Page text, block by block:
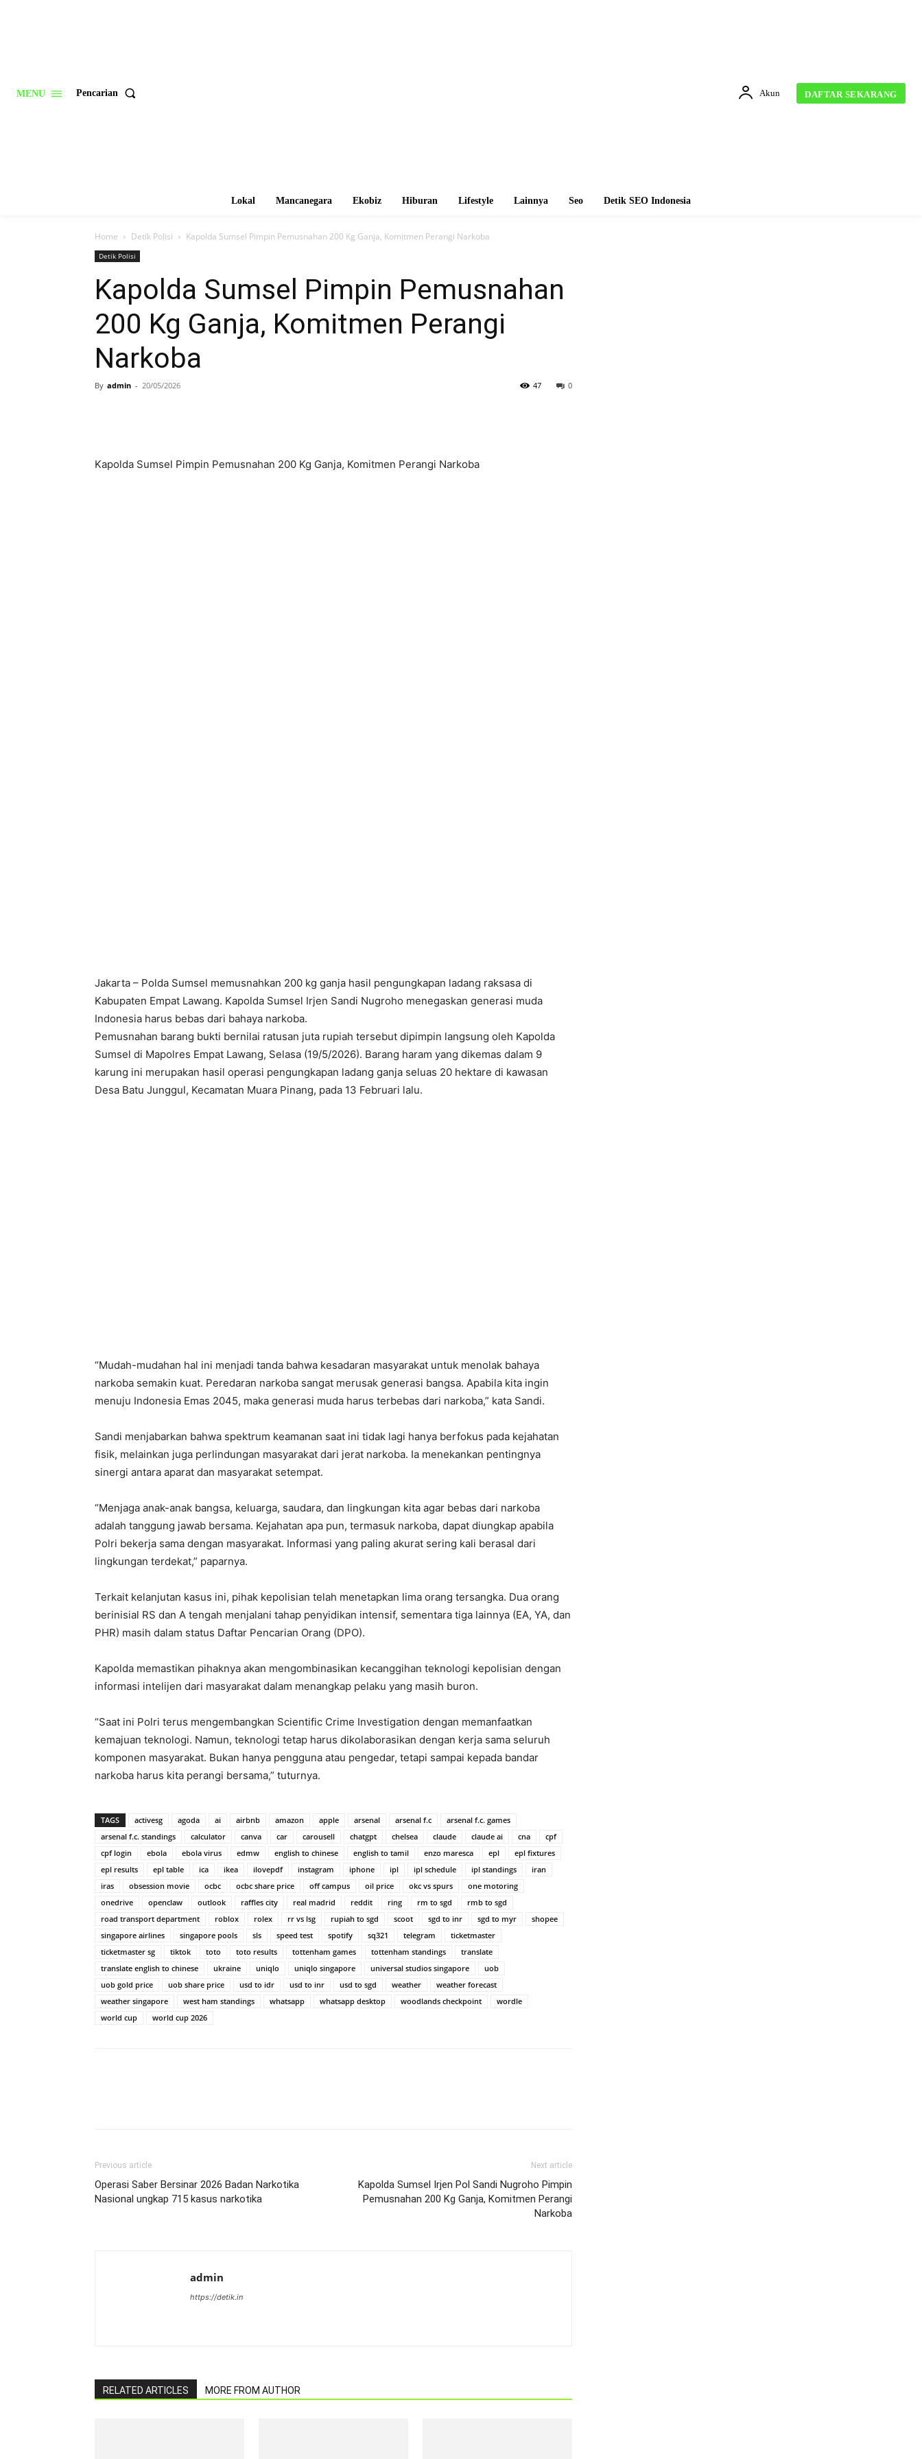
MENU Pencarian Akun DAFTAR SEKARANG
Lokal Mancanegara Ekobiz Hiburan Lifestyle Lainnya Seo Detik SEO Indonesia
Home Detik Polisi Kapolda Sumsel Pimpin Pemusnahan 200 Kg Ganja, Komitmen Perangi Narkoba
Detik Polisi
Kapolda Sumsel Pimpin Pemusnahan
200 Kg Ganja, Komitmen Perangi
Narkoba
By admin - 20/05/2026 0
47
Kapolda Sumsel Pimpin Pemusnahan 200 Kg Ganja, Komitmen Perangi Narkoba
Jakarta – Polda Sumsel memusnahkan 200 kg ganja hasil pengungkapan ladang raksasa di
Kabupaten Empat Lawang. Kapolda Sumsel Irjen Sandi Nugroho menegaskan generasi muda
Indonesia harus bebas dari bahaya narkoba.
Pemusnahan barang bukti bernilai ratusan juta rupiah tersebut dipimpin langsung oleh Kapolda
Sumsel di Mapolres Empat Lawang, Selasa (19/5/2026). Barang haram yang dikemas dalam 9
karung ini merupakan hasil operasi pengungkapan ladang ganja seluas 20 hektare di kawasan
Desa Batu Junggul, Kecamatan Muara Pinang, pada 13 Februari lalu.
“Mudah-mudahan hal ini menjadi tanda bahwa kesadaran masyarakat untuk menolak bahaya
narkoba semakin kuat. Peredaran narkoba sangat merusak generasi bangsa. Apabila kita ingin
menuju Indonesia Emas 2045, maka generasi muda harus terbebas dari narkoba,” kata Sandi.
Sandi menjabarkan bahwa spektrum keamanan saat ini tidak lagi hanya berfokus pada kejahatan
fisik, melainkan juga perlindungan masyarakat dari jerat narkoba. Ia menekankan pentingnya
sinergi antara aparat dan masyarakat setempat.
“Menjaga anak-anak bangsa, keluarga, saudara, dan lingkungan kita agar bebas dari narkoba
adalah tanggung jawab bersama. Kejahatan apa pun, termasuk narkoba, dapat diungkap apabila
Polri bekerja sama dengan masyarakat. Informasi yang paling akurat sering kali berasal dari
lingkungan terdekat,” paparnya.
Terkait kelanjutan kasus ini, pihak kepolisian telah menetapkan lima orang tersangka. Dua orang
berinisial RS dan A tengah menjalani tahap penyidikan intensif, sementara tiga lainnya (EA, YA, dan
PHR) masih dalam status Daftar Pencarian Orang (DPO).
Kapolda memastikan pihaknya akan mengombinasikan kecanggihan teknologi kepolisian dengan
informasi intelijen dari masyarakat dalam menangkap pelaku yang masih buron.
“Saat ini Polri terus mengembangkan Scientific Crime Investigation dengan memanfaatkan
kemajuan teknologi. Namun, teknologi tetap harus dikolaborasikan dengan kerja sama seluruh
komponen masyarakat. Bukan hanya pengguna atau pengedar, tetapi sampai kepada bandar
narkoba harus kita perangi bersama,” tuturnya.
TAGS activesg agoda ai airbnb amazon apple arsenal arsenal f.c
arsenal f.c. games
arsenal f.c. standings
calculator canva car carousell chatgpt chelsea claude claude ai cna
cpf
cpf login
ebola ebola virus edmw english to chinese english to tamil enzo maresca epl
epl fixtures
epl results
epl table ica ikea ilovepdf instagram iphone ipl ipl schedule ipl standings
iran
iras
obsession movie ocbc ocbc share price off campus oil price okc vs spurs
one motoring
onedrive
openclaw outlook raffles city real madrid reddit ring rm to sgd
rmb to sgd
road transport department
roblox rolex rr vs lsg rupiah to sgd scoot sgd to inr sgd to myr
shopee
singapore airlines
singapore pools sls speed test spotify sq321 telegram
ticketmaster
ticketmaster sg
tiktok toto toto results tottenham games tottenham standings
translate
translate english to chinese
ukraine uniqlo uniqlo singapore universal studios singapore
uob
uob gold price
uob share price usd to idr usd to inr usd to sgd weather
weather forecast
weather singapore
west ham standings whatsapp whatsapp desktop woodlands checkpoint
wordle
world cup
world cup 2026
Previous article
Operasi Saber Bersinar 2026 Badan Narkotika
Nasional ungkap 715 kasus narkotika
Next article
Kapolda Sumsel Irjen Pol Sandi Nugroho Pimpin
Pemusnahan 200 Kg Ganja, Komitmen Perangi
Narkoba
admin
https://detik.in
RELATED ARTICLES MORE FROM AUTHOR